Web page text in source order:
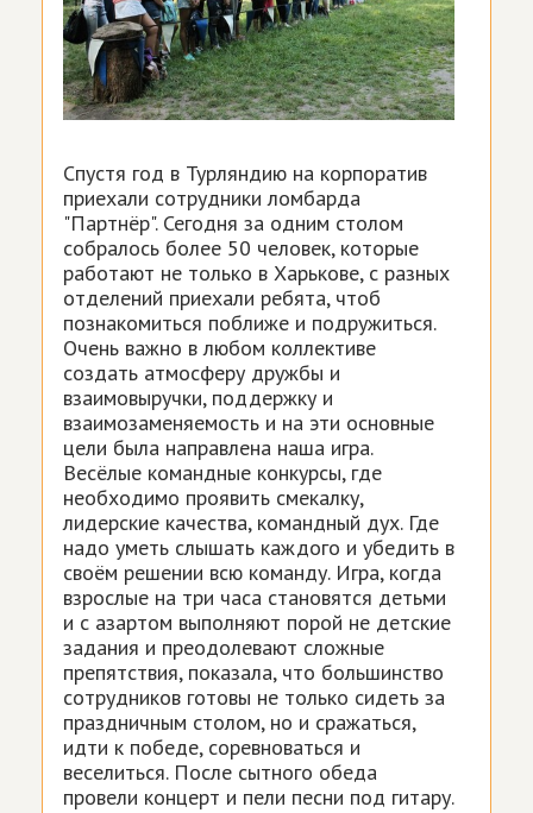
Спустя год в Турляндию на корпоратив
приехали сотрудники ломбарда
"Партнёр". Сегодня за одним столом
собралось более 50 человек, которые
работают не только в Харькове, с разных
отделений приехали ребята, чтоб
познакомиться поближе и подружиться.
Очень важно в любом коллективе
создать атмосферу дружбы и
взаимовыручки, поддержку и
взаимозаменяемость и на эти основные
цели была направлена наша игра.
Весёлые командные конкурсы, где
необходимо проявить смекалку,
лидерские качества, командный дух. Где
надо уметь слышать каждого и убедить в
своём решении всю команду. Игра, когда
взрослые на три часа становятся детьми
и с азартом выполняют порой не детские
задания и преодолевают сложные
препятствия, показала, что большинство
сотрудников готовы не только сидеть за
праздничным столом, но и сражаться,
идти к победе, соревноваться и
веселиться. После сытного обеда
провели концерт и пели песни под гитару.